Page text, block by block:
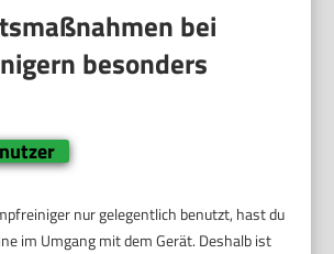
bei
besonders
nur gelegentlich benutzt, hast du
im Umgang mit dem Gerät. Deshalb ist